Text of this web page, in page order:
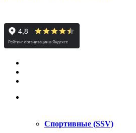
Спортивные (SSV)